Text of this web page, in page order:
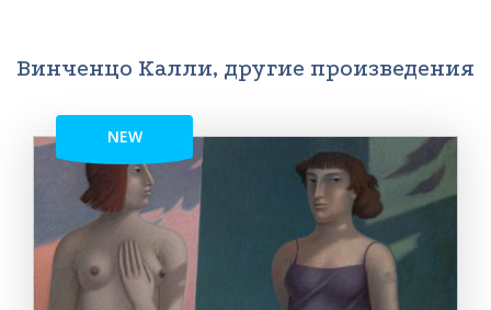
Винченцо Калли, другие произведения
NEW